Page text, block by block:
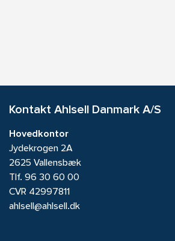
Kontakt Ahlsell Danmark A/S
Hovedkontor
Jydekrogen 2A
2625 Vallensbæk
Tlf. 96 30 60 00
CVR 42997811
ahlsell@ahlsell.dk